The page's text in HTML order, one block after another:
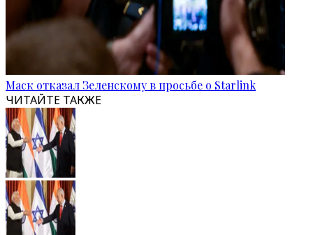
Маск отказал Зеленскому в просьбе о Starlink
ЧИТАЙТЕ ТАКЖЕ